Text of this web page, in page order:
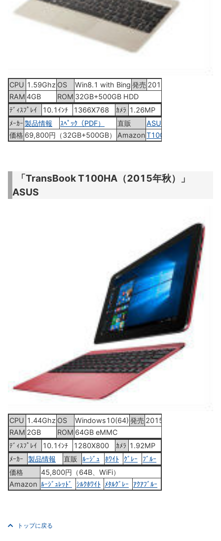
CPU 1.59Ghz OS Win8.1 with Bing 発売 2015年2月21日
RAM 4GB ROM 32GB+500GB HDD
ﾃﾞｨｽﾌﾟﾚｲ
10.1ｲﾝﾁ 1366X768 ｶﾒﾗ 1.26MP
ﾒｰｶｰ 製品情報 ｽﾍﾟｯｸ（PDF） 直販
ASUS Shop
価格 69,800円（32GB+500GB） AmazonT100TAM-B-GS
「TransBook T100HA（2015年秋）」
ASUS
CPU 1.44Ghz OS Windows10(64) 発売 2015年9月19日
RAM 2GB ROM 64GB eMMC
ﾃﾞｨｽﾌﾟﾚｲ
10.1ｲﾝﾁ 1280X800 ｶﾒﾗ 1.92MP
ﾒｰｶｰ
製品情報 直販 ﾙｰｼﾞｭ ﾎﾜｲﾄ ｸﾞﾚｰ
ﾌﾞﾙｰ
価格
45,800円（64B、WiFi）
Amazon ﾙｰｼﾞｭﾚｯﾄﾞ ｼﾙｸﾎﾜｲﾄ ﾒﾀﾙｸﾞﾚｰ ｱｸｱﾌﾞﾙｰ
トップに戻る